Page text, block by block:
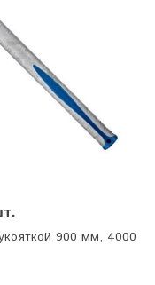
900 мм, 4000